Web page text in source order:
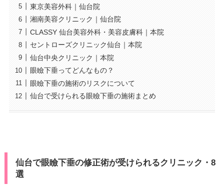
東京美容外科｜仙台院
湘南美容クリニック｜仙台院
CLASSY 仙台美容外科・美容皮膚科｜本院
セントローズクリニック仙台｜本院
仙台中央クリニック｜本院
眼瞼下垂ってどんなもの？
眼瞼下垂の施術のリスクについて
仙台で受けられる眼瞼下垂の施術まとめ
仙台で眼瞼下垂の修正術が受けられるクリニック・8
選